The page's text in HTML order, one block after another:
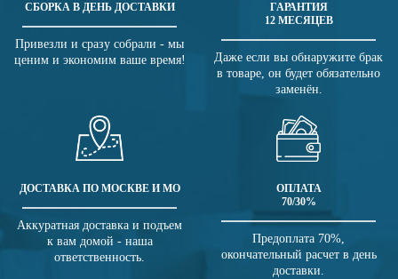
СБОРКА В ДЕНЬ ДОСТАВКИ
Привезли и сразу собрали - мы
ценим и экономим ваше время!
ГАРАНТИЯ
12 МЕСЯЦЕВ
Даже если вы обнаружите брак
в товаре, он будет обязательно
заменён.
ДОСТАВКА ПО МОСКВЕ И МО
Аккуратная доставка и подъем
к вам домой - наша
ответственность.
ОПЛАТА
70/30%
Предоплата 70%,
окончательный расчет в день
доставки.